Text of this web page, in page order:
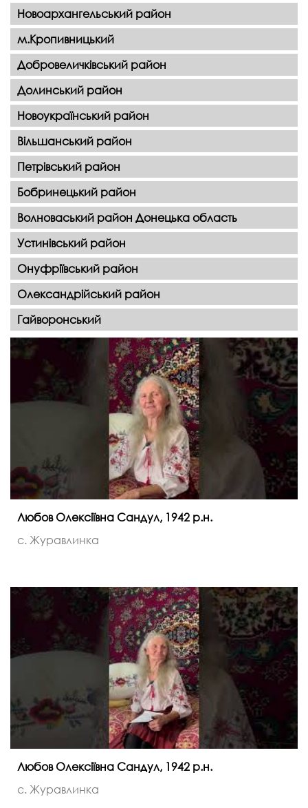
Новоархангельський район
м.Кропивницький
Добровеличківський район
Долинський район
Новоукраїнський район
Вільшанський район
Петрівський район
Бобринецький район
Волноваський район Донецька область
Устинівський район
Онуфріївський район
Олександрійський район
Гайворонський
Любов Олексіївна Сандул, 1942 р.н.
с. Журавлинка
Любов Олексіївна Сандул, 1942 р.н.
с. Журавлинка